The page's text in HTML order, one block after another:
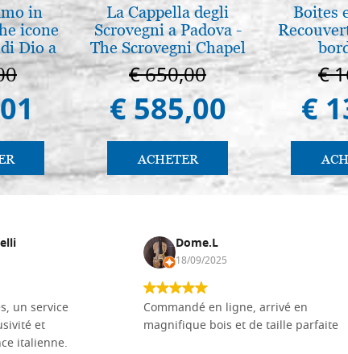
in
icone
Dio a
La Cappella degli
Scrovegni a Padova -
The Scrovegni Chapel
in Padua
€ 650,00
€ 585,00
ACHETER
Boites
€
€
un service
et
italienne.
Dome.L
18/09/2025
Commandé en ligne, arrivé en
magnifique bois et de taille parfaite